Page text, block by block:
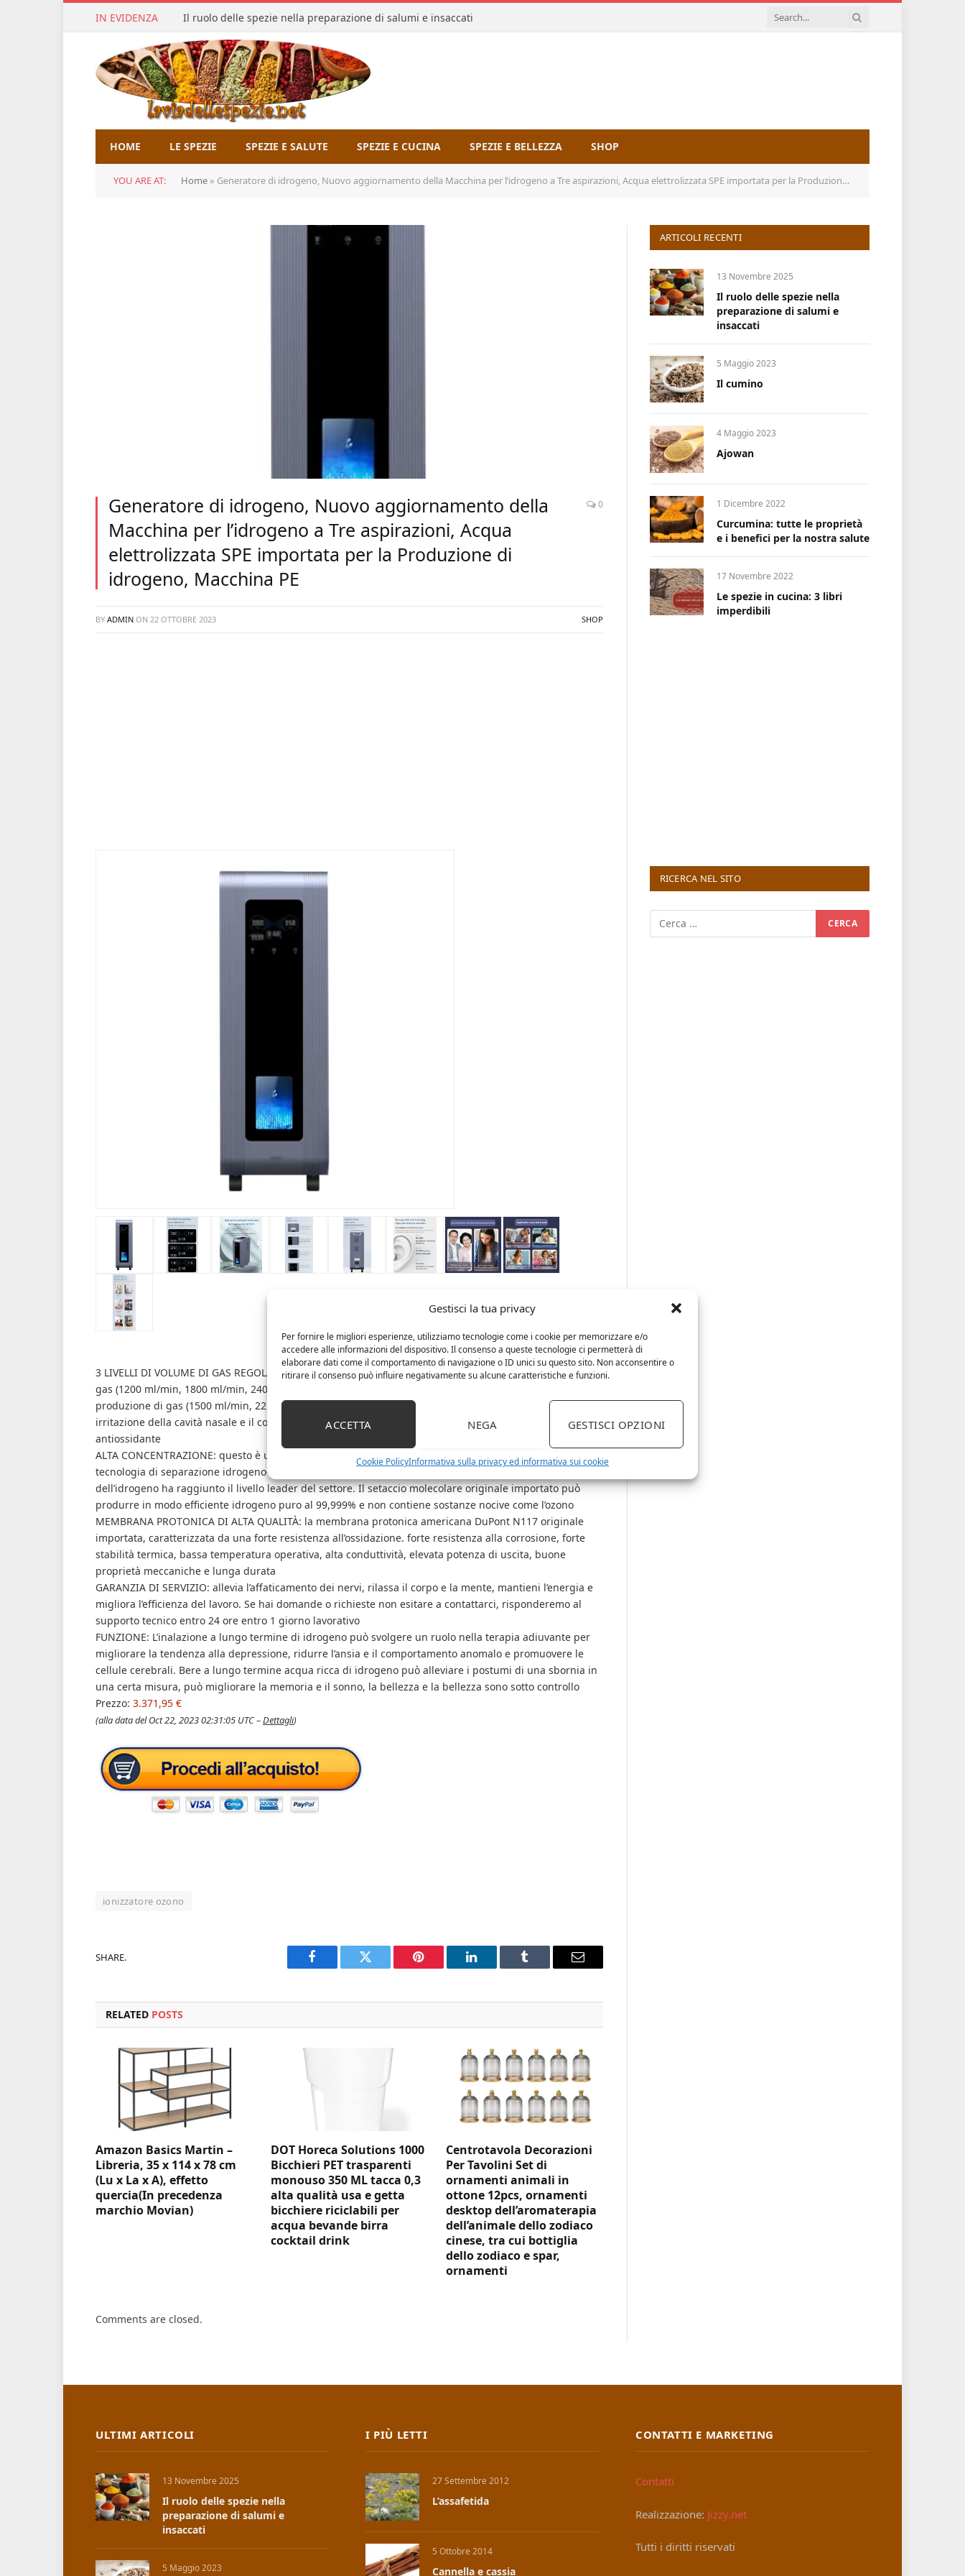
Gestisci la tua privacy
Per fornire le migliori esperienze, utilizziamo tecnologie come i cookie per memorizzare e/o
accedere alle informazioni del dispositivo. Il consenso a queste tecnologie ci permetterà di
elaborare dati come il comportamento di navigazione o ID unici su questo sito. Non acconsentire o
ritirare il consenso può influire negativamente su alcune caratteristiche e funzioni.
ACCETTA NEGA GESTISCI OPZIONI
Cookie PolicyInformativa sulla privacy ed informativa sui cookie
IN EVIDENZA Il ruolo delle spezie nella preparazione di salumi e insaccati
HOME LE SPEZIE SPEZIE E SALUTE SPEZIE E CUCINA SPEZIE E BELLEZZA SHOP
YOU ARE AT: Home » Generatore di idrogeno, Nuovo aggiornamento della Macchina per l’idrogeno a Tre aspirazioni, Acqua elettrolizzata SPE importata per la Produzione di idrogeno, Macchina PE
Generatore di idrogeno, Nuovo aggiornamento della
Macchina per l’idrogeno a Tre aspirazioni, Acqua
elettrolizzata SPE importata per la Produzione di
idrogeno, Macchina PE
0
BY ADMIN ON 22 OTTOBRE 2023 SHOP
3 LIVELLI DI VOLUME DI GAS REGOLABILI: la produzione di gas di 2400 ml può regolare la produzione di
gas (1200 ml/min, 1800 ml/min, 2400 ml/min), la produzione di gas di 3000 ml può regolare la
produzione di gas (1500 ml/min, 2250 ml/min, 3000 ml/min) , abbondante volume di gas, nessuna
irritazione della cavità nasale e il corpo umano può raggiungere più rapidamente lo stato di saturazione
antiossidante
ALTA CONCENTRAZIONE: questo è un inalatore di idrogeno a tre porte, utilizzando la più avanzata
tecnologia di separazione idrogeno-ossigeno SPE e di produzione di idrogeno per elettrolisi, la purezza
dell’idrogeno ha raggiunto il livello leader del settore. Il setaccio molecolare originale importato può
produrre in modo efficiente idrogeno puro al 99,999% e non contiene sostanze nocive come l’ozono
MEMBRANA PROTONICA DI ALTA QUALITÀ: la membrana protonica americana DuPont N117 originale
importata, caratterizzata da una forte resistenza all’ossidazione. forte resistenza alla corrosione, forte
stabilità termica, bassa temperatura operativa, alta conduttività, elevata potenza di uscita, buone
proprietà meccaniche e lunga durata
GARANZIA DI SERVIZIO: allevia l’affaticamento dei nervi, rilassa il corpo e la mente, mantieni l’energia e
migliora l’efficienza del lavoro. Se hai domande o richieste non esitare a contattarci, risponderemo al
supporto tecnico entro 24 ore entro 1 giorno lavorativo
FUNZIONE: L’inalazione a lungo termine di idrogeno può svolgere un ruolo nella terapia adiuvante per
migliorare la tendenza alla depressione, ridurre l’ansia e il comportamento anomalo e promuovere le
cellule cerebrali. Bere a lungo termine acqua ricca di idrogeno può alleviare i postumi di una sbornia in
una certa misura, può migliorare la memoria e il sonno, la bellezza e la bellezza sono sotto controllo
Prezzo: 3.371,95 €
(alla data del Oct 22, 2023 02:31:05 UTC –Dettagli)
ionizzatore ozono
SHARE.
Facebook Twitter Pinterest LinkedIn Tumblr Email
RELATED POSTS
Amazon Basics Martin –
Libreria, 35 x 114 x 78 cm
(Lu x La x A), effetto
quercia(In precedenza
marchio Movian)
DOT Horeca Solutions 1000
Bicchieri PET trasparenti
monouso 350 ML tacca 0,3
alta qualità usa e getta
bicchiere riciclabili per
acqua bevande birra
cocktail drink
Centrotavola Decorazioni
Per Tavolini Set di
ornamenti animali in
ottone 12pcs, ornamenti
desktop dell’aromaterapia
dell’animale dello zodiaco
cinese, tra cui bottiglia
dello zodiaco e spar,
ornamenti
Comments are closed.
ARTICOLI RECENTI
13 Novembre 2025
Il ruolo delle spezie nella
preparazione di salumi e
insaccati
5 Maggio 2023
Il cumino
4 Maggio 2023
Ajowan
1 Dicembre 2022
Curcumina: tutte le proprietà
e i benefici per la nostra salute
17 Novembre 2022
Le spezie in cucina: 3 libri
imperdibili
RICERCA NEL SITO
ULTIMI ARTICOLI
13 Novembre 2025
Il ruolo delle spezie nella
preparazione di salumi e
insaccati
5 Maggio 2023
I PIÙ LETTI
27 Settembre 2012
L’assafetida
5 Ottobre 2014
Cannella e cassia
CONTATTI E MARKETING
Contatti
Realizzazione: Jizzy.net
Tutti i diritti riservati